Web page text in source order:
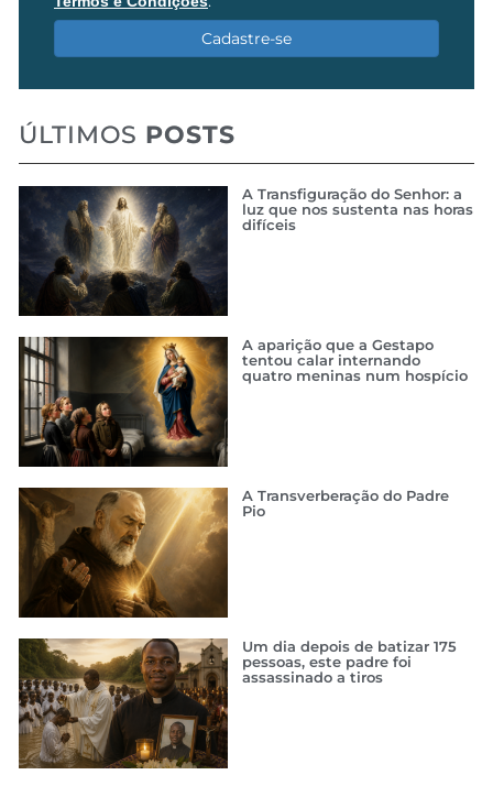
Cadastre-se
ÚLTIMOS POSTS
A Transfiguração do Senhor: a
luz que nos sustenta nas horas
difíceis
A aparição que a Gestapo
tentou calar internando
quatro meninas num hospício
A Transverberação do Padre
Pio
Um dia depois de batizar 175
pessoas, este padre foi
assassinado a tiros